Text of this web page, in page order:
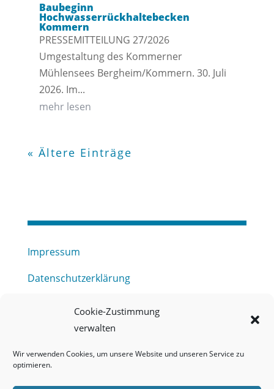
Cookie-Zustimmung
verwalten
Wir verwenden Cookies, um unsere Website und unseren Service zu
optimieren.
Baubeginn
Hochwasserrückhaltebecken
Kommern
PRESSEMITTEILUNG 27/2026
Umgestaltung des Kommerner
Mühlensees Bergheim/Kommern. 30. Juli
2026. Im...
mehr lesen
« Ältere Einträge
Impressum
Datenschutzerklärung
Haftungsausschluss
Barrierefreiheitserklärung
Meldestelle (HinSchG) des Erftverbandes